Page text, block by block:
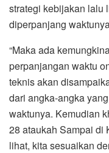
strategi kebijakan lalu
diperpanjang
“Maka ada
perpanjangan waktu
teknis akan
dari angka-angka
waktunya. Kemudian
28 ataukah Sampai di
lihat, kita sesuaikan